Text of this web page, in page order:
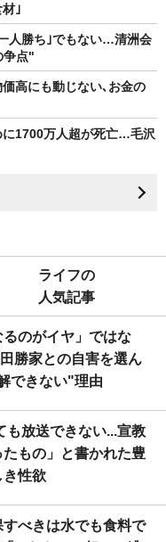
｣
人勝ち｣でもない…清洲会
争点"
高にも動じない､お金の
に1700万人超が死亡…毛沢
ライフの
人気記事
るのがイヤ」ではな
勝家との自害を選ん
できない"理由
も放送できない...宣教
もの」と書かれた豊
き性欲
べきは水でも食料で